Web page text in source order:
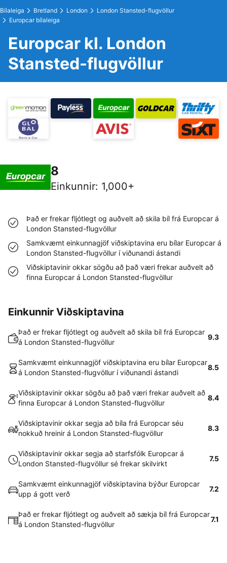
Bílaleiga Bretland London
London Stansted-flugvöllur
Europcar bílaleiga
Europcar kl. London
Stansted-flugvöllur
8
Einkunnir: 1,000+
Það er frekar fljótlegt og auðvelt að skila bíl frá Europcar á
London Stansted-flugvöllur
Samkvæmt einkunnagjöf viðskiptavina eru bílar Europcar á
London Stansted-flugvöllur í viðunandi ástandi
Viðskiptavinir okkar sögðu að það væri frekar auðvelt að
finna Europcar á London Stansted-flugvöllur
Einkunnir Viðskiptavina
Það er frekar fljótlegt og auðvelt að skila bíl frá Europcar
á London Stansted-flugvöllur
9.3
Samkvæmt einkunnagjöf viðskiptavina eru bílar Europcar
á London Stansted-flugvöllur í viðunandi ástandi
8.5
Viðskiptavinir okkar sögðu að það væri frekar auðvelt að
finna Europcar á London Stansted-flugvöllur
8.4
Viðskiptavinir okkar segja að bíla frá Europcar séu
nokkuð hreinir á London Stansted-flugvöllur
8.3
Viðskiptavinir okkar segja að starfsfólk Europcar á
London Stansted-flugvöllur sé frekar skilvirkt
7.5
Samkvæmt einkunnagjöf viðskiptavina býður Europcar
upp á gott verð
7.2
Það er frekar fljótlegt og auðvelt að sækja bíl frá Europcar
á London Stansted-flugvöllur
7.1